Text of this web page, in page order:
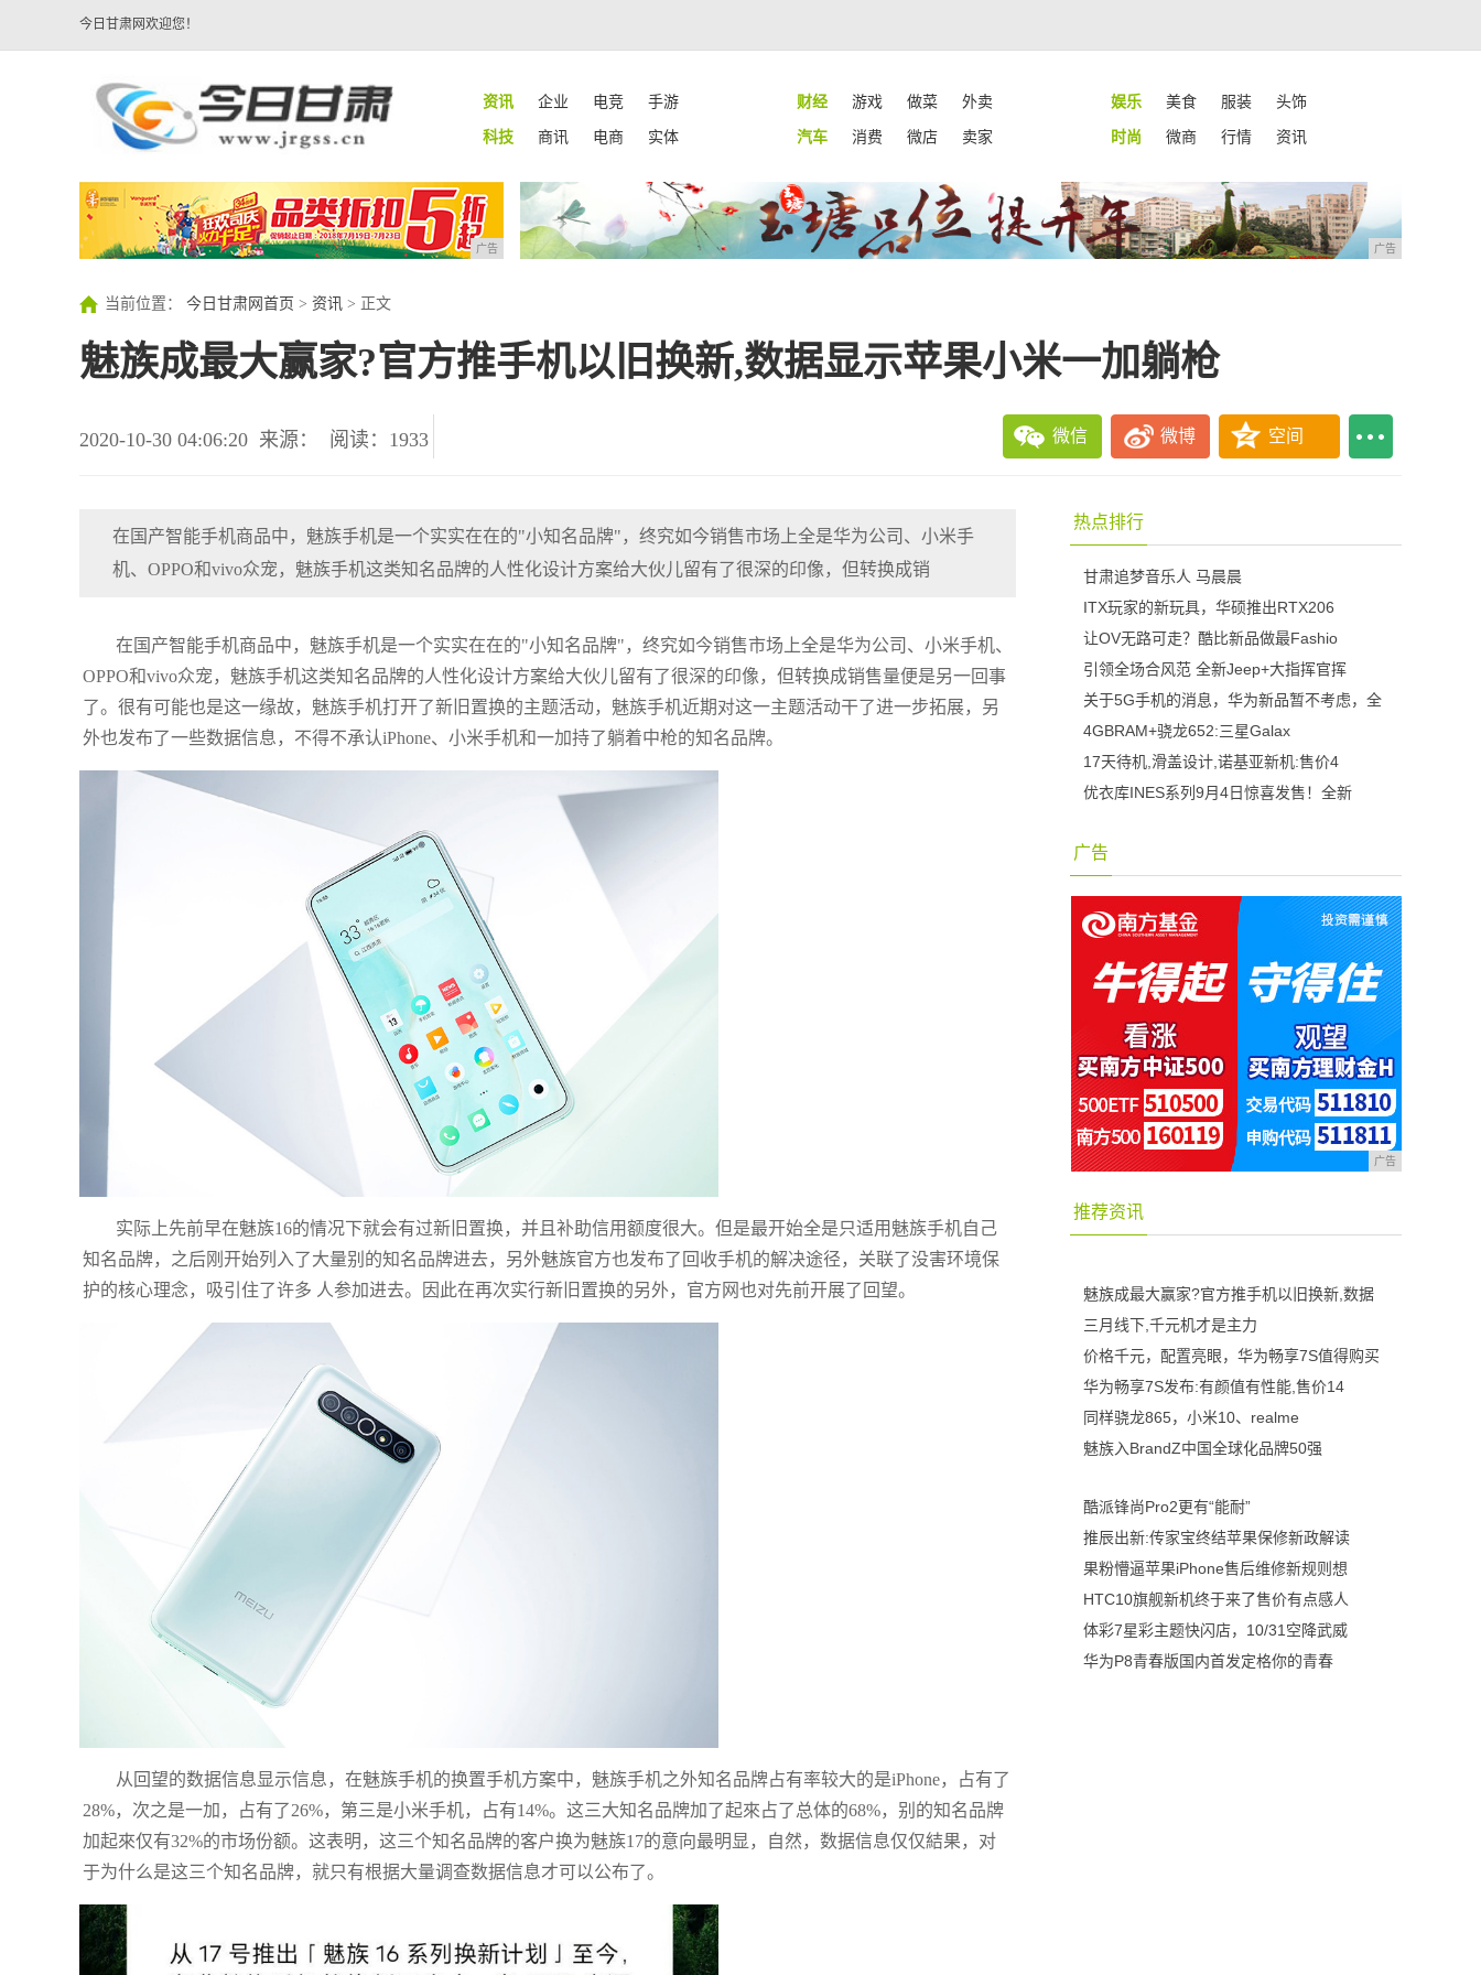
今日甘肃网欢迎您！
资讯 企业 电竞 手游 财经 游戏 做菜 外卖 娱乐 美食 服装
头饰
科技
商讯 电商 实体 汽车 消费 微店 卖家 时尚 微商 行情 资讯
广告 广告
当前位置： 今日甘肃网首页 > 资讯 > 正文
魅族成最大赢家?官方推手机以旧换新,数据显示苹果小米一加躺枪
2020-10-30 04:06:20 来源： 阅读：1933 微信 微博 空间
在国产智能手机商品中，魅族手机是一个实实在在的"小知名品牌"，终究如今销售市场上全是华为公司、小米手
机、OPPO和vivo众宠，魅族手机这类知名品牌的人性化设计方案给大伙儿留有了很深的印像，但转换成销
在国产智能手机商品中，魅族手机是一个实实在在的"小知名品牌"，终究如今销售市场上全是华为公司、小米手机、
OPPO和vivo众宠，魅族手机这类知名品牌的人性化设计方案给大伙儿留有了很深的印像，但转换成销售量便是另一回事
了。很有可能也是这一缘故，魅族手机打开了新旧置换的主题活动，魅族手机近期对这一主题活动干了进一步拓展，另
外也发布了一些数据信息，不得不承认iPhone、小米手机和一加持了躺着中枪的知名品牌。
实际上先前早在魅族16的情况下就会有过新旧置换，并且补助信用额度很大。但是最开始全是只适用魅族手机自己
知名品牌，之后刚开始列入了大量别的知名品牌进去，另外魅族官方也发布了回收手机的解决途径，关联了没害环境保
护的核心理念，吸引住了许多 人参加进去。因此在再次实行新旧置换的另外，官方网也对先前开展了回望。
从回望的数据信息显示信息，在魅族手机的换置手机方案中，魅族手机之外知名品牌占有率较大的是iPhone，占有了
28%，次之是一加，占有了26%，第三是小米手机，占有14%。这三大知名品牌加了起來占了总体的68%，别的知名品牌
加起來仅有32%的市场份额。这表明，这三个知名品牌的客户换为魅族17的意向最明显，自然，数据信息仅仅結果，对
于为什么是这三个知名品牌，就只有根据大量调查数据信息才可以公布了。
热点排行
甘肃追梦音乐人 马晨晨
ITX玩家的新玩具，华硕推出RTX206
让OV无路可走？酷比新品做最Fashio
引领全场合风范 全新Jeep+大指挥官挥
关于5G手机的消息，华为新品暂不考虑，全
4GBRAM+骁龙652:三星Galax
17天待机,滑盖设计,诺基亚新机:售价4
优衣库INES系列9月4日惊喜发售！全新
广告
广告
推荐资讯
魅族成最大赢家?官方推手机以旧换新,数据
三月线下,千元机才是主力
价格千元，配置亮眼，华为畅享7S值得购买
华为畅享7S发布:有颜值有性能,售价14
同样骁龙865，小米10、realme
魅族入BrandZ中国全球化品牌50强
酷派锋尚Pro2更有“能耐”
推辰出新:传家宝终结苹果保修新政解读
果粉懵逼苹果iPhone售后维修新规则想
HTC10旗舰新机终于来了售价有点感人
体彩7星彩主题快闪店，10/31空降武威
华为P8青春版国内首发定格你的青春